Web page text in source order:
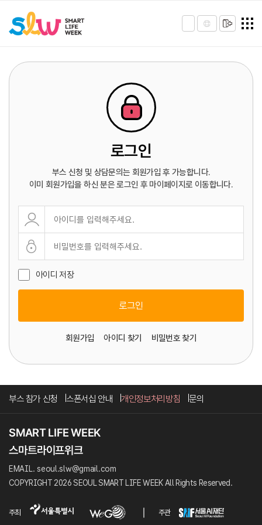
로그인
부스 신청 및 상담문의는 회원가입 후 가능합니다.
이미 회원가입을 하신 분은 로그인 후 마이페이지로 이동합니다.
아이디 저장
로그인
회원가입 아이디 찾기 비밀번호 찾기
부스 참가 신청 스폰서십 안내 개인정보처리방침 문의
EMAIL. seoul.slw@gmail.com
COPYRIGHT 2026 SEOUL SMART LIFE WEEK All Rights Reserved.
주최 주관